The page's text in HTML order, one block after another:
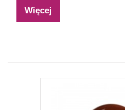
Więcej